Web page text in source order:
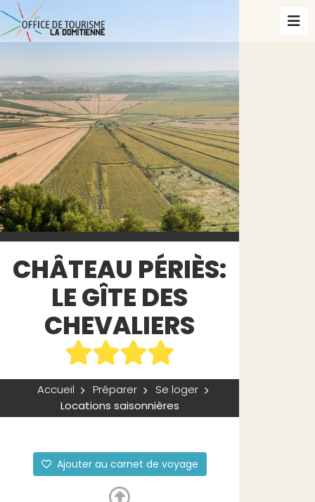
CHÂTEAU PÉRIÈS:
LE GÎTE DES
CHEVALIERS
Accueil Préparer
Se loger
Locations saisonnières
Ajouter au carnet de voyage